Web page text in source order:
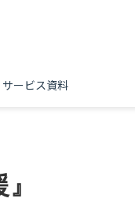
サービス資料